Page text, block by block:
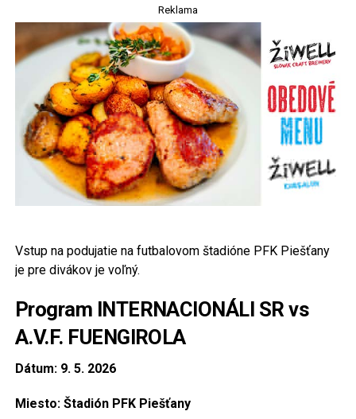
Reklama
Vstup na podujatie na futbalovom štadióne PFK Piešťany
je pre divákov je voľný.
Program INTERNACIONÁLI SR vs
A.V.F. FUENGIROLA
Dátum: 9. 5. 2026
Miesto: Štadión PFK Piešťany